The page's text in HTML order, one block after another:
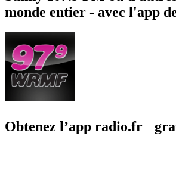
monde entier - avec l'app
Obtenez l’app radio.fr